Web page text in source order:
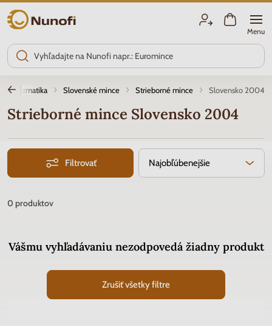
Nunofi.sk
Menu
Numizmatika Slovenské mince Strieborné mince Slovensko 2004
Strieborné mince Slovensko 2004
Filtrovať Najobľúbenejšie
0 produktov
Vášmu vyhľadávaniu nezodpovedá žiadny produkt
Zrušiť všetky filtre